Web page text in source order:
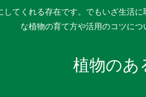
てくれる存在です。でもいざ生活
な植物の育て方や活用のコツにつ
植物のあ